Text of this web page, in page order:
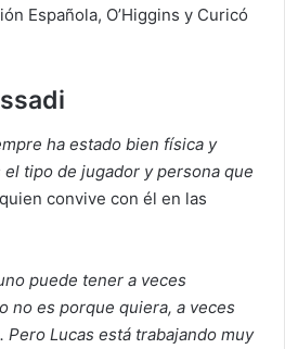
Española, O’Higgins y Curicó
ha estado bien física y
tipo de jugador y persona que
convive con él en las
puede tener a veces
no es porque quiera, a veces
Pero Lucas está trabajando muy